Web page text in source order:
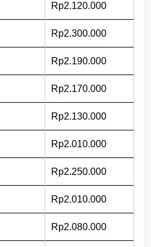
Rp2.120.000
Rp2.300.000
Rp2.190.000
Rp2.170.000
Rp2.130.000
Rp2.010.000
Rp2.250.000
Rp2.010.000
Rp2.080.000